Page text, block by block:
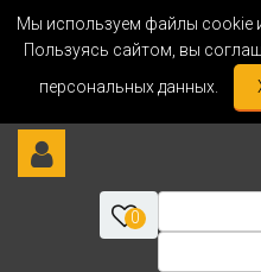
Мы используем файлы cookie
Пользуясь сайтом, вы
персональных данных.
0